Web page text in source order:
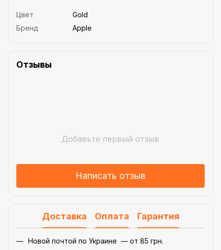
Цвет
Gold
Бренд
Apple
Отзывы
Добавьте первый отзыв
Написать отзыв
Доставка Оплата Гарантия
Новой почтой по Украине — от 85 грн.